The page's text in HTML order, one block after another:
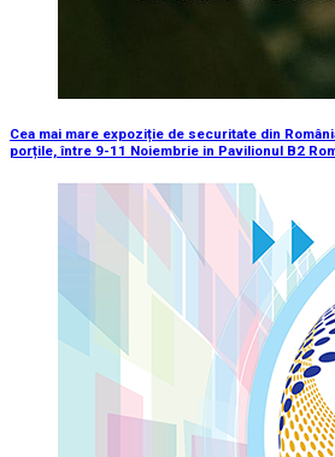
Cea mai mare expoziție de securitate din
porțile, între 9-11 Noiembrie in Pavilionul B2